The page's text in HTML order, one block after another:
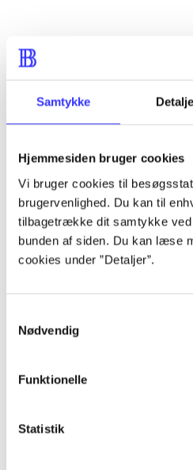
Samtykke
Hjemmesiden bruger cookies
Vi bruger cookies til
brugervenlighed. Du kan til
tilbagetrække dit samtykke ved
bunden af siden. Du kan læse
cookies under ”Detaljer”.
Nødvendig
Funktionelle
Statistik